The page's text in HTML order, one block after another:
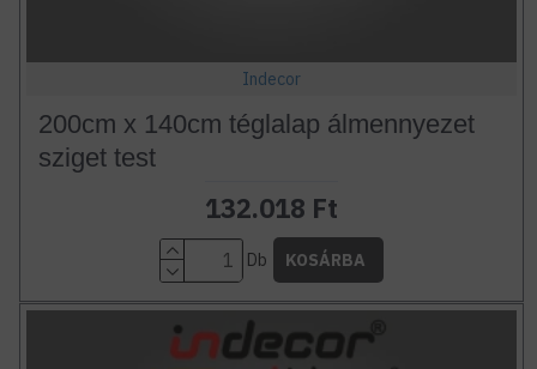
Indecor
200cm x 140cm téglalap álmennyezet
sziget test
132.018 Ft
Db KOSÁRBA